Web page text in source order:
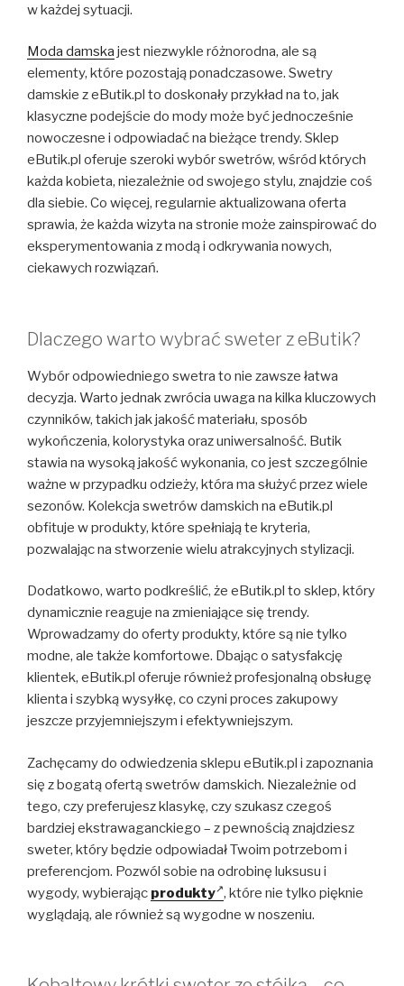
w każdej sytuacji.
Moda damska jest niezwykle różnorodna, ale są
elementy, które pozostają ponadczasowe. Swetry
damskie z eButik.pl to doskonały przykład na to, jak
klasyczne podejście do mody może być jednocześnie
nowoczesne i odpowiadać na bieżące trendy. Sklep
eButik.pl oferuje szeroki wybór swetrów, wśród których
każda kobieta, niezależnie od swojego stylu, znajdzie coś
dla siebie. Co więcej, regularnie aktualizowana oferta
sprawia, że każda wizyta na stronie może zainspirować do
eksperymentowania z modą i odkrywania nowych,
ciekawych rozwiązań.
Dlaczego warto wybrać sweter z eButik?
Wybór odpowiedniego swetra to nie zawsze łatwa
decyzja. Warto jednak zwrócia uwaga na kilka kluczowych
czynników, takich jak jakość materiału, sposób
wykończenia, kolorystyka oraz uniwersalność. Butik
stawia na wysoką jakość wykonania, co jest szczególnie
ważne w przypadku odzieży, która ma służyć przez wiele
sezonów. Kolekcja swetrów damskich na eButik.pl
obfituje w produkty, które spełniają te kryteria,
pozwalając na stworzenie wielu atrakcyjnych stylizacji.
Dodatkowo, warto podkreślić, że eButik.pl to sklep, który
dynamicznie reaguje na zmieniające się trendy.
Wprowadzamy do oferty produkty, które są nie tylko
modne, ale także komfortowe. Dbając o satysfakcję
klientek, eButik.pl oferuje również profesjonalną obsługę
klienta i szybką wysyłkę, co czyni proces zakupowy
jeszcze przyjemniejszym i efektywniejszym.
Zachęcamy do odwiedzenia sklepu eButik.pl i zapoznania
się z bogatą ofertą swetrów damskich. Niezależnie od
tego, czy preferujesz klasykę, czy szukasz czegoś
bardziej ekstrawaganckiego – z pewnością znajdziesz
sweter, który będzie odpowiadał Twoim potrzebom i
preferencjom. Pozwól sobie na odrobinę luksusu i
wygody, wybierając produkty , które nie tylko pięknie
wyglądają, ale również są wygodne w noszeniu.